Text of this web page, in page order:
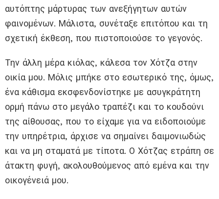
αυτόπτης μάρτυρας των ανεξήγητων αυτών
φαινομένων. Μάλιστα, συνέταξε επιτόπου και τη
σχετική έκθεση, που πιστοποιούσε το γεγονός.
Την άλλη μέρα κιόλας, κάλεσα τον Χότζα στην
οικία μου. Μόλις μπήκε στο εσωτερικό της, όμως,
ένα κάθισμα εκσφενδονίστηκε με ασυγκράτητη
ορμή πάνω στο μεγάλο τραπέζι και το κουδούνι
της αίθουσας, που το είχαμε για να ειδοποιούμε
την υπηρέτρια, άρχισε να σημαίνει δαιμονιωδώς
και να μη σταματά με τίποτα. Ο Χότζας ετράπη σε
άτακτη φυγή, ακολουθούμενος από εμένα και την
οικογένειά μου.